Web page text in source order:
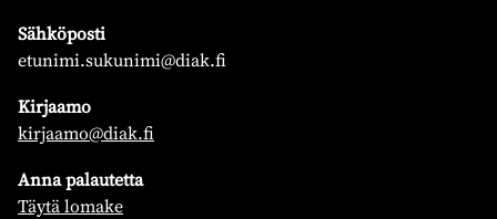
Sähköposti
etunimi.sukunimi@diak.fi
Kirjaamo
kirjaamo@diak.fi
Anna palautetta
Täytä lomake